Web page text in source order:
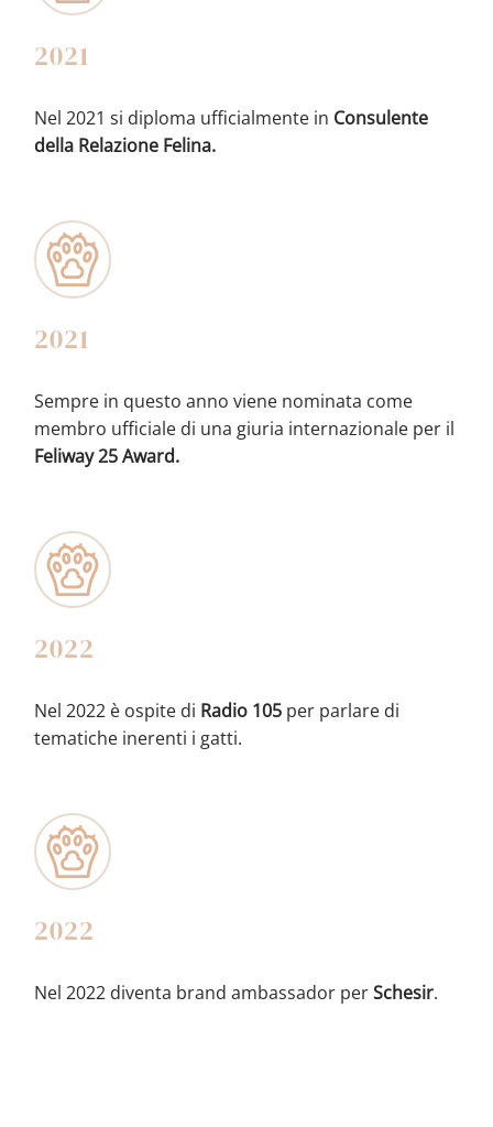
2021
Nel 2021 si diploma ufficialmente in Consulente
della Relazione Felina.
2021
Sempre in questo anno viene nominata come
membro ufficiale di una giuria internazionale per il
Feliway 25 Award.
2022
Nel 2022 è ospite di Radio 105 per parlare di
tematiche inerenti i gatti.
2022
Nel 2022 diventa brand ambassador perSchesir.